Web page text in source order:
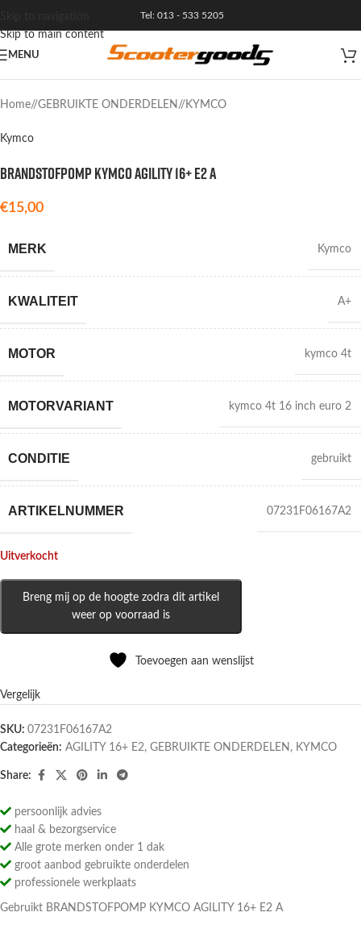
Skip to main content
Tel: 013 - 533 5205
MENU
VERKOCHT
Home/ GEBRUIKTE ONDERDELEN / KYMCO
Kymco
BRANDSTOFPOMP KYMCO AGILITY 16+ E2 A
€15,00
MERK Kymco
KWALITEIT A+
MOTOR kymco 4t
MOTORVARIANT kymco 4t 16 inch euro 2
CONDITIE gebruikt
ARTIKELNUMMER 07231F06167A2
Uitverkocht
Breng mij op de hoogte zodra dit artikel
weer op voorraad is
Toevoegen aan wenslijst
Vergelijk
SKU: 07231F06167A2
Categorieën: AGILITY 16+ E2, GEBRUIKTE ONDERDELEN , KYMCO
Share:
persoonlijk advies
haal & bezorgservice
Alle grote merken onder 1 dak
groot aanbod gebruikte onderdelen
professionele werkplaats
Gebruikt BRANDSTOFPOMP KYMCO AGILITY 16+ E2 A